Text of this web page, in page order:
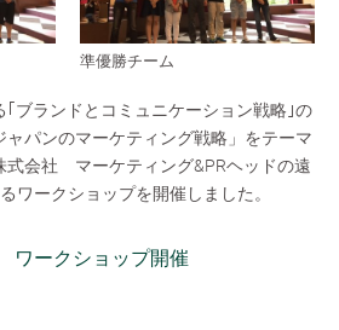
準優勝チーム
｢ブランドとコミュニケーション戦略｣の
ャパンのマーケティング戦略」をテーマ
式会社 マーケティング&PRヘッドの遠
ワークショップを開催しました。
ークショップ開催